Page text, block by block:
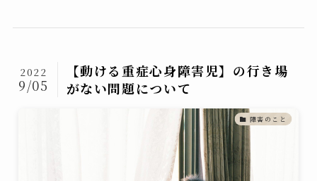
【動ける重症心身障害児】の行き場
がない問題について
2022
9/05
障害のこと